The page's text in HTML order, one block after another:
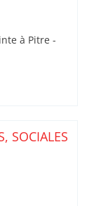
à Pitre -
SOCIALES